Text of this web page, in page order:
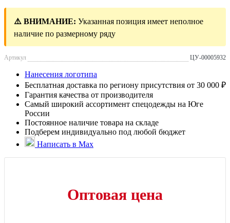
⚠️ ВНИМАНИЕ: Указанная позиция имеет неполное
наличие по размерному ряду
Артикул ЦУ-00005932
Нанесения логотипа
Бесплатная доставка по региону присутствия от 30 000 ₽
Гарантия качества от производителя
Самый широкий ассортимент спецодежды на Юге
России
Постоянное наличие товара на складе
Подберем индивидуально под любой бюджет
Написать в Max
Оптовая цена